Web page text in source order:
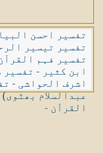
تفسیر احسن
تفسیر تیسیر
تفسیر فہم
ابن کثیر - تفسیر
اشرف الحواشی -
عبدالسلام بھٹوی)
القرآن -